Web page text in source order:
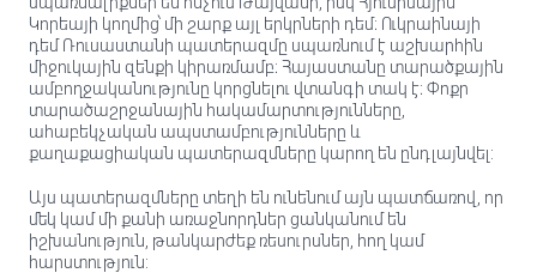
Կորեայի կողմից՝ մի շարք այլ երկրների դեմ։ Ուկրաինայի
դեմ Ռուսաստանի պատերազմը սպառնում է աշխարհին
միջուկային զենքի կիրառմամբ։ Հայաստանը տարածքային
ամբողջականությունը կորցնելու վտանգի տակ է։ Փոքր
տարածաշրջանային հակամարտությունները,
ահաբեկչական ապստամբությունները և
քաղաքացիական պատերազմները կարող են ընդլայնվել:
Այս պատերազմները տեղի են ունենում այն ​​պատճառով, որ
մեկ կամ մի քանի առաջնորդներ ցանկանում են
իշխանություն, թանկարժեք ռեսուրսներ, հող կամ
հարստություն: